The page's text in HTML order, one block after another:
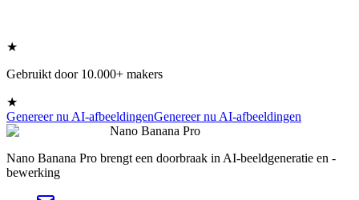
★
Gebruikt door 10.000+ makers
★
Genereer nu AI-afbeeldingenGenereer nu AI-afbeeldingen
Nano Banana Pro
Nano Banana Pro brengt een doorbraak in AI-beeldgeneratie en -
bewerking